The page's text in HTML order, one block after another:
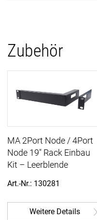
Zubehör
MA 2Port Node / 4Port
Node 19" Rack Einbau
Kit – Leerblende
Art.-Nr.: 130281
Weitere Details